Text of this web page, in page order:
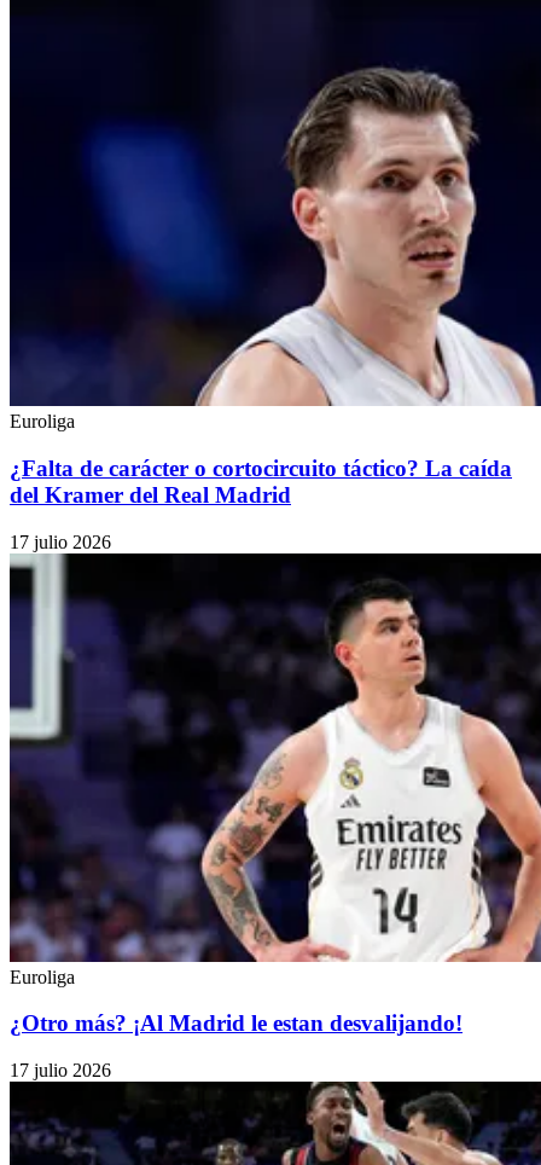
Euroliga
¿Falta de carácter o cortocircuito táctico? La caída
del Kramer del Real Madrid
17 julio 2026
Euroliga
¿Otro más? ¡Al Madrid le estan desvalijando!
17 julio 2026